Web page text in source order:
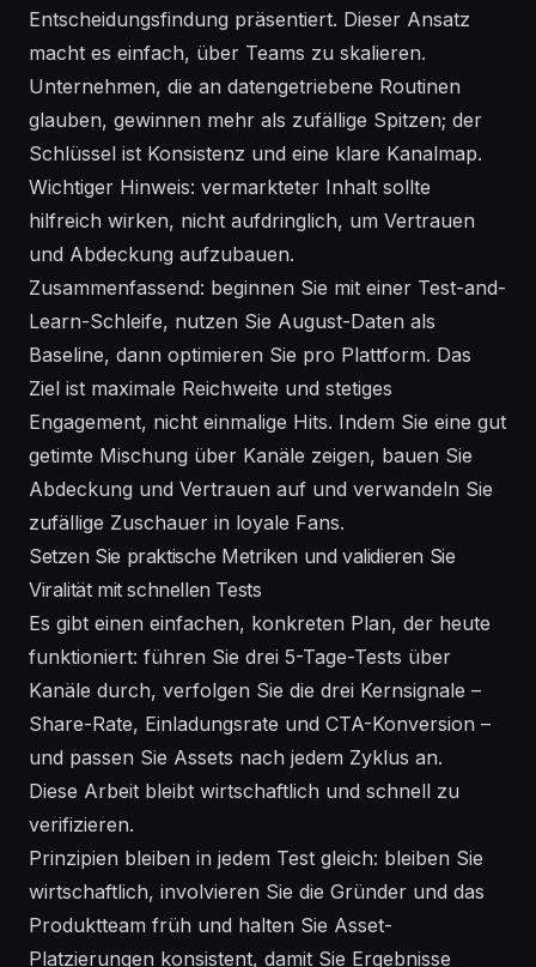
Entscheidungsfindung präsentiert. Dieser Ansatz
macht es einfach, über Teams zu skalieren.
Unternehmen, die an datengetriebene Routinen
glauben, gewinnen mehr als zufällige Spitzen; der
Schlüssel ist Konsistenz und eine klare Kanalmap.
Wichtiger Hinweis: vermarkteter Inhalt sollte
hilfreich wirken, nicht aufdringlich, um Vertrauen
und Abdeckung aufzubauen.
Zusammenfassend: beginnen Sie mit einer Test-and-
Learn-Schleife, nutzen Sie August-Daten als
Baseline, dann optimieren Sie pro Plattform. Das
Ziel ist maximale Reichweite und stetiges
Engagement, nicht einmalige Hits. Indem Sie eine gut
getimte Mischung über Kanäle zeigen, bauen Sie
Abdeckung und Vertrauen auf und verwandeln Sie
zufällige Zuschauer in loyale Fans.
Setzen Sie praktische Metriken und validieren Sie
Viralität mit schnellen Tests
Es gibt einen einfachen, konkreten Plan, der heute
funktioniert: führen Sie drei 5-Tage-Tests über
Kanäle durch, verfolgen Sie die drei Kernsignale –
Share-Rate, Einladungsrate und CTA-Konversion –
und passen Sie Assets nach jedem Zyklus an.
Diese Arbeit bleibt wirtschaftlich und schnell zu
verifizieren.
Prinzipien bleiben in jedem Test gleich: bleiben Sie
wirtschaftlich, involvieren Sie die Gründer und das
Produktteam früh und halten Sie Asset-
Platzierungen konsistent, damit Sie Ergebnisse